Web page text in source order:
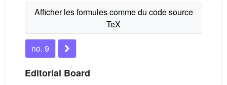
no. 9
Editorial Board